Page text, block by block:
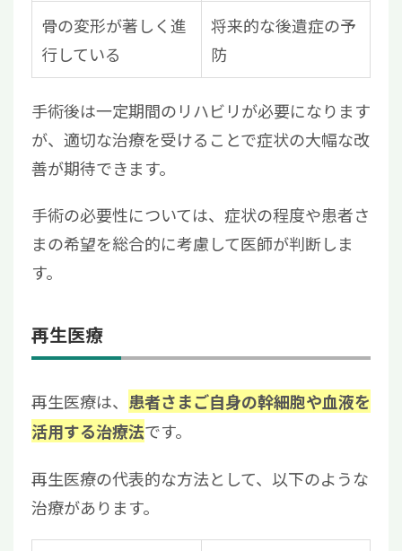
骨の変形が著しく進
行している
将来的な後遺症の予
防
手術後は一定期間のリハビリが必要になります
が、適切な治療を受けることで症状の大幅な改
善が期待できます。
手術の必要性については、症状の程度や患者さ
まの希望を総合的に考慮して医師が判断しま
す。
再生医療
再生医療は、 患者さまご自身の幹細胞や血液を
活用する治療法です。
再生医療の代表的な方法として、以下のような
治療があります。